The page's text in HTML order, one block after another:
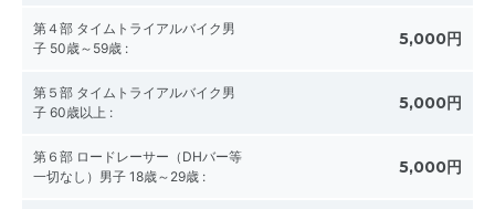
第４部 タイムトライアルバイク男
子 50歳～59歳 : 5,000円
第５部 タイムトライアルバイク男
子 60歳以上 : 5,000円
第６部 ロードレーサー（DHバー等
一切なし）男子 18歳～29歳 : 5,000円